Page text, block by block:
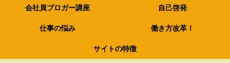
会社員ブロガー講座 自己啓発
仕事の悩み 働き方改革！
サイトの特徴